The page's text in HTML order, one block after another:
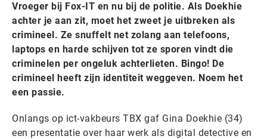
Vroeger bij Fox-IT en nu bij de politie. Als Doekhie
achter je aan zit, moet het zweet je uitbreken als
crimineel. Ze snuffelt net zolang aan telefoons,
laptops en harde schijven tot ze sporen vindt die
criminelen per ongeluk achterlieten. Bingo! De
crimineel heeft zijn identiteit weggeven. Noem het
een passie.
Onlangs op ict-vakbeurs TBX gaf Gina Doekhie (34)
een presentatie over haar werk als digital detective en